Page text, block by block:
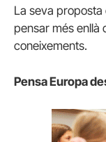
La seva proposta
pensar més enllà
coneixements.
Pensa Europa